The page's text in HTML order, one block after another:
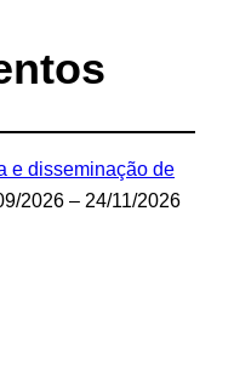
e disseminação de
2026 – 24/11/2026